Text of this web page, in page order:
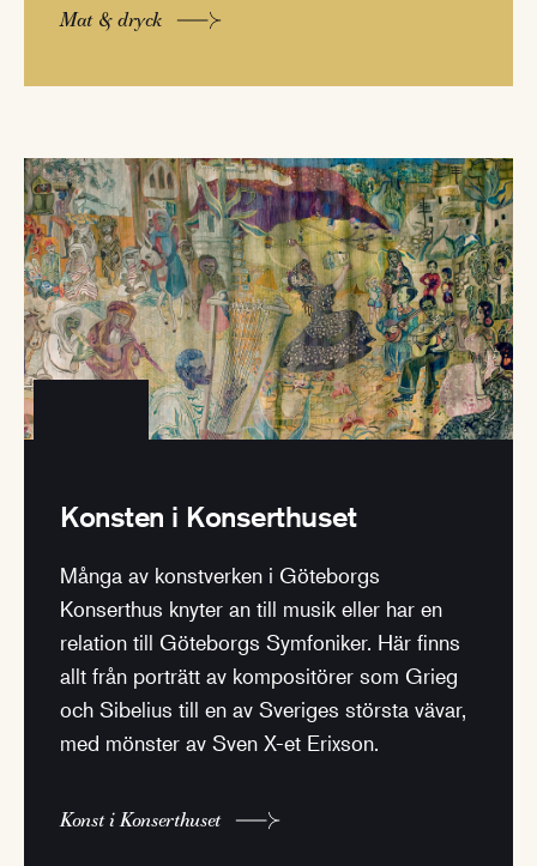
Mat & dryck
Konsten i Konserthuset
Många av konstverken i Göteborgs
Konserthus knyter an till musik eller har en
relation till Göteborgs Symfoniker. Här finns
allt från porträtt av kompositörer som Grieg
och Sibelius till en av Sveriges största vävar,
med mönster av Sven X-et Erixson.
Konst i Konserthuset